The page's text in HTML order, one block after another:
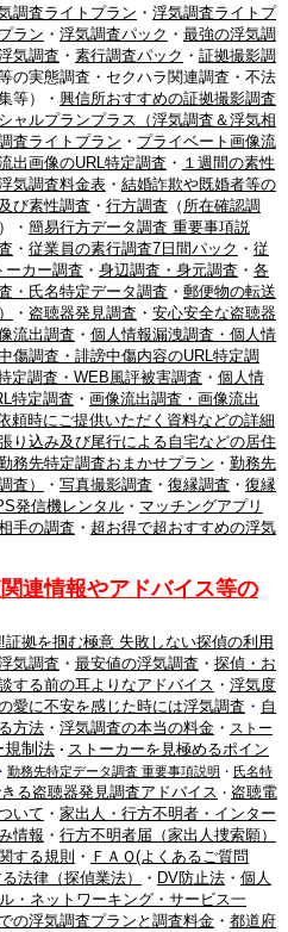
調査ライトプラン ・ 浮気調査ライトプ
ラン ・ 浮気調査パック ・ 最強の浮気調
気調査 ・ 素行調査パック ・ 証拠撮影調
の実態調査・セクハラ関連調査・不法
等）・ 興信所おすすめの証拠撮影調査
ャルプランプラス（浮気調査＆浮気相
査ライトプラン ・ プライベート画像流
出画像のURL特定調査 ・ １週間の素性
気調査料金表・ 結婚詐欺や既婚者等の
び素性調査 ・ 行方調査 （ 所在確認調
・ 簡易行方データ調査 重要事項説
・ 従業員の素行調査7日間パック ・ 従
ーカー調査 ・ 身辺調査・身元調査 ・ 各
・氏名特定データ調査 ・ 郵便物の転送
・ 盗聴器発見調査 ・ 安心安全な盗聴器
流出調査 ・ 個人情報漏洩調査・個人情
傷調査・誹謗中傷内容のURL特定調
定調査・WEB風評被害調査 ・ 個人情
特定調査 ・ 画像流出調査・画像流出
頼時にご提供いただく資料などの詳細
り込み及び尾行による自宅などの居住
務先特定調査おまかせプラン ・ 勤務先
査）
・ 写真撮影調査 ・ 復縁調査 ・ 復縁
発信機レンタル・ マッチングアプリ
手の調査 ・ 超お得で超おすすめの浮気
連情報やアドバイス等の
拠を掴む極意 失敗しない探偵の利用
気調査 ・ 最安値の浮気調査 ・ 探偵・お
する前の耳よりなアドバイス ・ 浮気度
愛に不安を感じた時には浮気調査 ・ 自
方法・ 浮気調査の本当の料金・ ストー
規制法・ ストーカーを見極めるポイン
・ 勤務先特定データ調査 重要事項説明 ・ 氏名特
る盗聴器発見調査アドバイス ・ 盗聴電
いて ・ 家出人・行方不明者・インター
情報 ・ 行方不明者届（家出人捜索願）
する規則 ・ ＦＡＱ(よくあるご質問
法律（探偵業法） ・ DV防止法・ 個人
・ネットワーキング・サービス一
の浮気調査プランと調査料金・ 都道府